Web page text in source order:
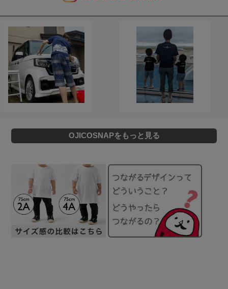
OJICOSNAPをもっと見る